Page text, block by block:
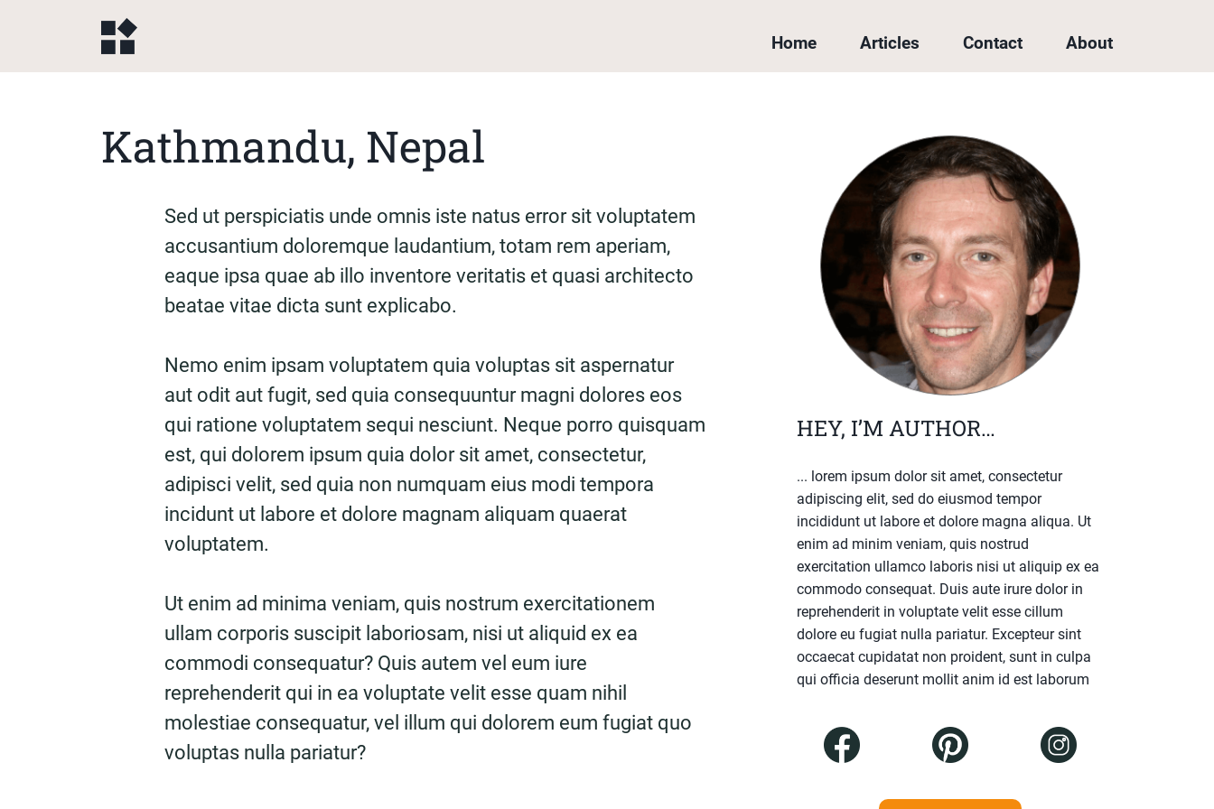
Home Articles Contact About
Kathmandu, Nepal
Sed ut perspiciatis unde omnis iste natus error sit voluptatem
accusantium doloremque laudantium, totam rem aperiam,
eaque ipsa quae ab illo inventore veritatis et quasi architecto
beatae vitae dicta sunt explicabo.
Nemo enim ipsam voluptatem quia voluptas sit aspernatur
aut odit aut fugit, sed quia consequuntur magni dolores eos
qui ratione voluptatem sequi nesciunt. Neque porro quisquam
est, qui dolorem ipsum quia dolor sit amet, consectetur,
adipisci velit, sed quia non numquam eius modi tempora
incidunt ut labore et dolore magnam aliquam quaerat
voluptatem.
Ut enim ad minima veniam, quis nostrum exercitationem
ullam corporis suscipit laboriosam, nisi ut aliquid ex ea
commodi consequatur? Quis autem vel eum iure
reprehenderit qui in ea voluptate velit esse quam nihil
molestiae consequatur, vel illum qui dolorem eum fugiat quo
voluptas nulla pariatur?
HEY, I’M AUTHOR…
... lorem ipsum dolor sit amet, consectetur
adipiscing elit, sed do eiusmod tempor
incididunt ut labore et dolore magna aliqua. Ut
enim ad minim veniam, quis nostrud
exercitation ullamco laboris nisi ut aliquip ex ea
commodo consequat. Duis aute irure dolor in
reprehenderit in voluptate velit esse cillum
dolore eu fugiat nulla pariatur. Excepteur sint
occaecat cupidatat non proident, sunt in culpa
qui officia deserunt mollit anim id est laborum